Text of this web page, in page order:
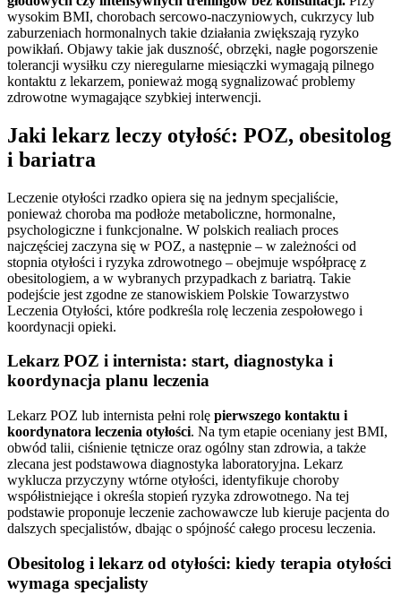
wysokim BMI, chorobach sercowo-naczyniowych, cukrzycy lub
zaburzeniach hormonalnych takie działania zwiększają ryzyko
powikłań. Objawy takie jak duszność, obrzęki, nagłe pogorszenie
tolerancji wysiłku czy nieregularne miesiączki wymagają pilnego
kontaktu z lekarzem, ponieważ mogą sygnalizować problemy
zdrowotne wymagające szybkiej interwencji.
Jaki lekarz leczy otyłość: POZ, obesitolog
i bariatra
Leczenie otyłości rzadko opiera się na jednym specjaliście,
ponieważ choroba ma podłoże metaboliczne, hormonalne,
psychologiczne i funkcjonalne. W polskich realiach proces
najczęściej zaczyna się w POZ, a następnie – w zależności od
stopnia otyłości i ryzyka zdrowotnego – obejmuje współpracę z
obesitologiem, a w wybranych przypadkach z bariatrą. Takie
podejście jest zgodne ze stanowiskiem Polskie Towarzystwo
Leczenia Otyłości, które podkreśla rolę leczenia zespołowego i
koordynacji opieki.
Lekarz POZ i internista: start, diagnostyka i
koordynacja planu leczenia
Lekarz POZ lub internista pełni rolę pierwszego kontaktu i
koordynatora leczenia otyłości. Na tym etapie oceniany jest BMI,
obwód talii, ciśnienie tętnicze oraz ogólny stan zdrowia, a także
zlecana jest podstawowa diagnostyka laboratoryjna. Lekarz
wyklucza przyczyny wtórne otyłości, identyfikuje choroby
współistniejące i określa stopień ryzyka zdrowotnego. Na tej
podstawie proponuje leczenie zachowawcze lub kieruje pacjenta do
dalszych specjalistów, dbając o spójność całego procesu leczenia.
Obesitolog i lekarz od otyłości: kiedy terapia otyłości
wymaga specjalisty